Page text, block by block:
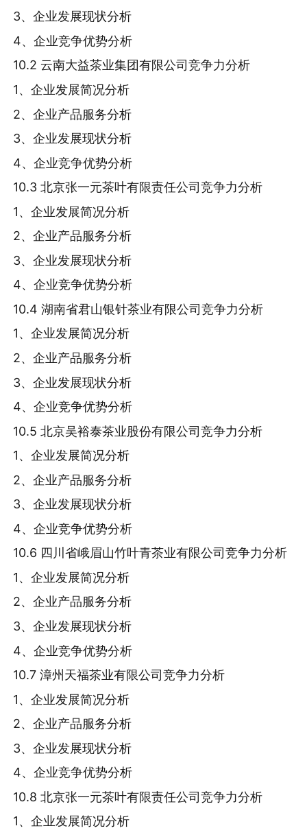
3、企业发展现状分析
4、企业竞争优势分析
10.2 云南大益茶业集团有限公司竞争力分析
1、企业发展简况分析
2、企业产品服务分析
3、企业发展现状分析
4、企业竞争优势分析
10.3 北京张一元茶叶有限责任公司竞争力分析
1、企业发展简况分析
2、企业产品服务分析
3、企业发展现状分析
4、企业竞争优势分析
10.4 湖南省君山银针茶业有限公司竞争力分析
1、企业发展简况分析
2、企业产品服务分析
3、企业发展现状分析
4、企业竞争优势分析
10.5 北京吴裕泰茶业股份有限公司竞争力分析
1、企业发展简况分析
2、企业产品服务分析
3、企业发展现状分析
4、企业竞争优势分析
10.6 四川省峨眉山竹叶青茶业有限公司竞争力分析
1、企业发展简况分析
2、企业产品服务分析
3、企业发展现状分析
4、企业竞争优势分析
10.7 漳州天福茶业有限公司竞争力分析
1、企业发展简况分析
2、企业产品服务分析
3、企业发展现状分析
4、企业竞争优势分析
10.8 北京张一元茶叶有限责任公司竞争力分析
1、企业发展简况分析